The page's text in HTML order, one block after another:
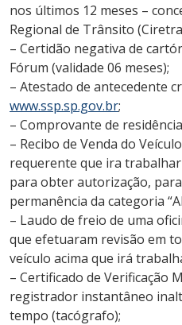
nos últimos 12 meses –
Regional de Trânsito
– Certidão negativa de
Fórum (validade 06 meses);
– Atestado de antecedente
www.ssp.sp.gov.br;
– Comprovante de
– Recibo de Venda do
requerente que ira
para obter autorização,
permanência da categoria
– Laudo de freio de uma
que efetuaram revisão em
veículo acima que irá
– Certificado de Verificação
registrador instantâneo
tempo (tacógrafo);